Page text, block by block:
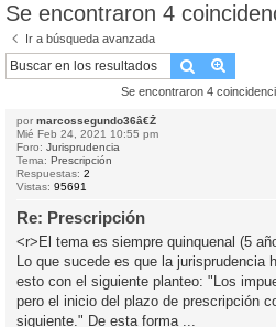
Se encontraron 4
Ir a búsqueda avanzada
Buscar
Se encontraron 4
por marcossegundo36â€Ž
Mié Feb 24, 2021 10:55 pm
Foro: Jurisprudencia
Tema: Prescripción
Respuestas: 2
Vistas: 95691
Re: Prescripción
<r>El tema es siempre quinquenal (5
Lo que sucede es que la jurisprudencia
esto con el siguiente planteo: "Los
pero el inicio del plazo de prescripción
siguiente." De esta forma ...